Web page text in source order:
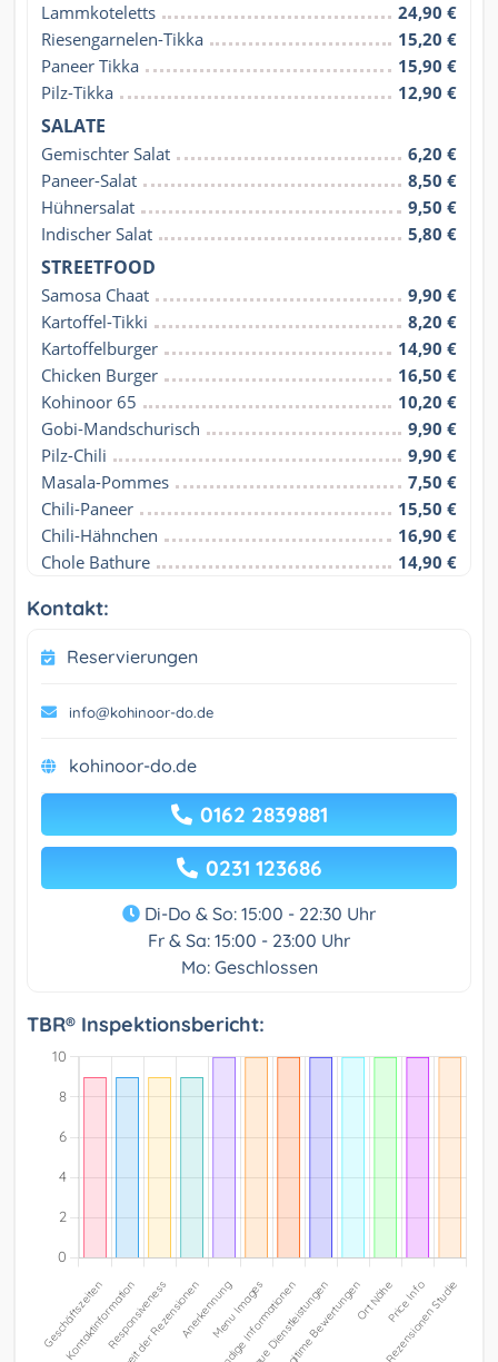
Lammkoteletts
24,90 €
Riesengarnelen-Tikka
15,20 €
Paneer Tikka
15,90 €
Pilz-Tikka
12,90 €
SALATE
Gemischter Salat
6,20 €
Paneer-Salat
8,50 €
Hühnersalat
9,50 €
Indischer Salat
5,80 €
STREETFOOD
Samosa Chaat
9,90 €
Kartoffel-Tikki
8,20 €
Kartoffelburger
14,90 €
Chicken Burger
16,50 €
Kohinoor 65
10,20 €
Gobi-Mandschurisch
9,90 €
Pilz-Chili
9,90 €
Masala-Pommes
7,50 €
Chili-Paneer
15,50 €
Chili-Hähnchen
16,90 €
Chole Bathure
14,90 €
Kontakt:
Reservierungen
info@kohinoor-do.de
kohinoor-do.de
0162 2839881
0231 123686
Di-Do & So: 15:00 - 22:30 Uhr
Fr & Sa: 15:00 - 23:00 Uhr
Mo: Geschlossen
TBR® Inspektionsbericht: